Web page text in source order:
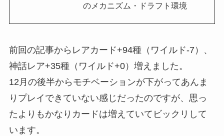
のメカニズム・ドラフト環境
前回の記事から レアカード+94種（ワイルド-7）、
神話レア+35種（ワイルド+0） 増えました。
12月の後半からモチベーションが下がってあんま
りプレイできていない感じだったのですが、思っ
たよりもかなりカードは増えていてビックリして
います。